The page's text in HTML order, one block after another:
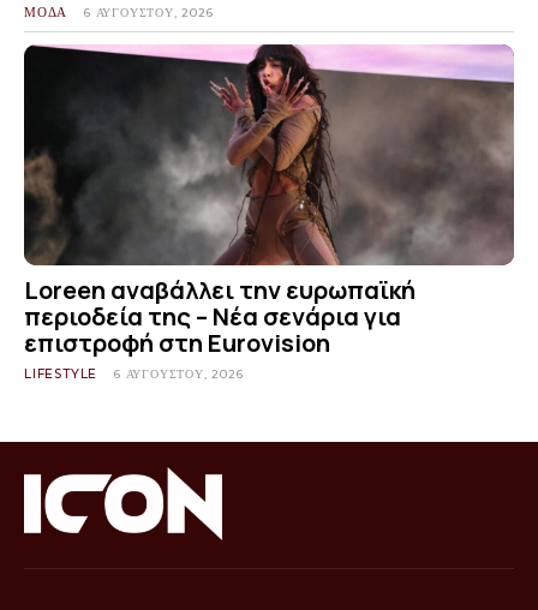
ΜΟΔΑ 6 ΑΥΓΟΎΣΤΟΥ, 2026
Loreen αναβάλλει την ευρωπαϊκή
περιοδεία της – Νέα σενάρια για
επιστροφή στη Eurovision
LIFESTYLE 6 ΑΥΓΟΎΣΤΟΥ, 2026